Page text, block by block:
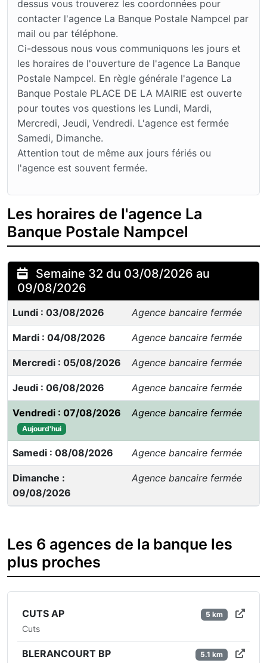
dessus vous trouverez les coordonnées pour
contacter l'agence La Banque Postale Nampcel par
mail ou par téléphone.
Ci-dessous nous vous communiquons les jours et
les horaires de l'ouverture de l'agence La Banque
Postale Nampcel. En règle générale l'agence La
Banque Postale PLACE DE LA MAIRIE est ouverte
pour toutes vos questions les Lundi, Mardi,
Mercredi, Jeudi, Vendredi. L'agence est fermée
Samedi, Dimanche.
Attention tout de même aux jours fériés ou
l'agence est souvent fermée.
Les horaires de l'agence La
Banque Postale Nampcel
Semaine 32 du 03/08/2026 au
09/08/2026
Lundi : 03/08/2026 Agence bancaire fermée
Mardi : 04/08/2026 Agence bancaire fermée
Mercredi : 05/08/2026 Agence bancaire fermée
Jeudi : 06/08/2026 Agence bancaire fermée
Vendredi : 07/08/2026
Aujourd'hui
Agence bancaire fermée
Samedi : 08/08/2026 Agence bancaire fermée
Dimanche :
09/08/2026
Agence bancaire fermée
Les 6 agences de la banque les
plus proches
CUTS AP
Cuts
5 km
BLERANCOURT BP 5.1 km